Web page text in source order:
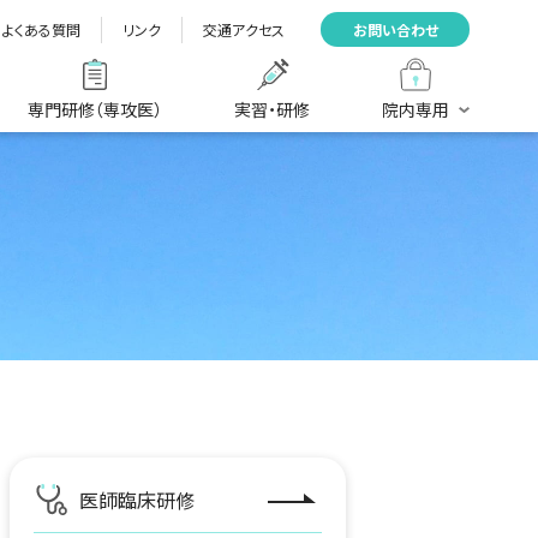
よくある質問 リンク 交通アクセス お問い合わせ
専門研修（専攻医） 実習・研修 院内専用
医師臨床研修